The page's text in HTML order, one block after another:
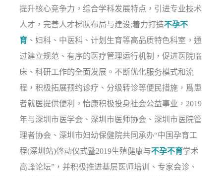
提升核心竞争力。综合学科发展特点，引进专业技术
人才，完善人才梯队布局与建设;着力打造不孕不
育 、妇科、中医科、计划生育等高品质特色科室。通
过建立规范、有序的医疗管理运行机制，促进医院临
床、科研工作的全面发展。不断优化服务模式和流
程，积极拓展预约诊疗、分级转诊等便民措施，爲患
者就医提供便利。怡康积极投身社会公益事业，2019
年与深圳市医学会、深圳市医师协会、深圳市医院管
理者协会、深圳市妇幼保健院共同承办“中国孕育工
程(深圳站)啓动仪式暨2019生殖健康与不孕不育学术
高峰论坛”，并积极推进基层医师培训、专家会诊、